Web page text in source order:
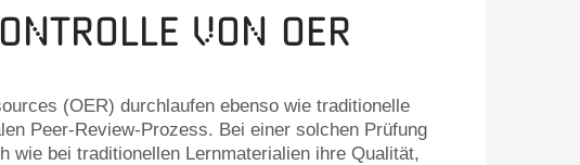
von OER
(OER) durchlaufen ebenso wie traditionelle
Peer-Review-Prozess. Bei einer solchen Prüfung
wie bei traditionellen Lernmaterialien ihre Qualität,